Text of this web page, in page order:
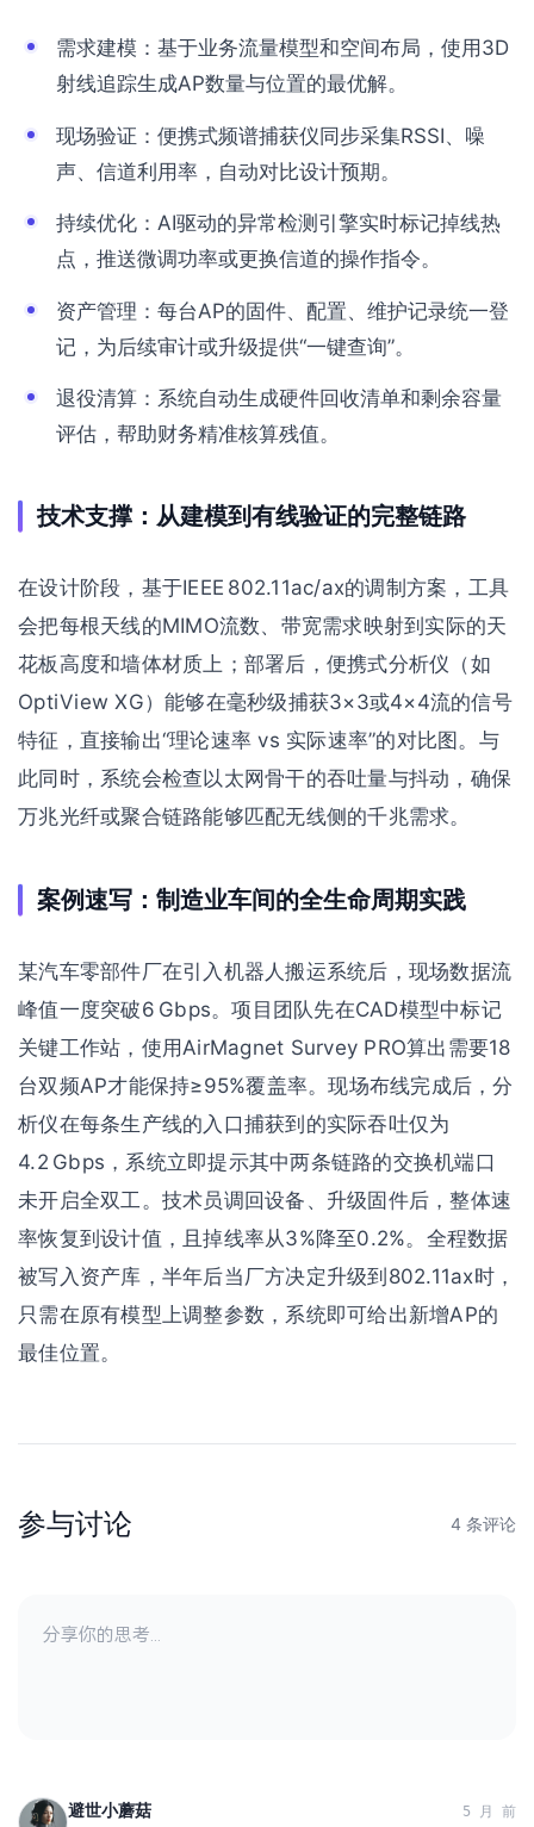
需求建模：基于业务流量模型和空间布局，使用3D
射线追踪生成AP数量与位置的最优解。
现场验证：便携式频谱捕获仪同步采集RSSI、噪
声、信道利用率，自动对比设计预期。
持续优化：AI驱动的异常检测引擎实时标记掉线热
点，推送微调功率或更换信道的操作指令。
资产管理：每台AP的固件、配置、维护记录统一登
记，为后续审计或升级提供“一键查询”。
退役清算：系统自动生成硬件回收清单和剩余容量
评估，帮助财务精准核算残值。
技术支撑：从建模到有线验证的完整链路
在设计阶段，基于IEEE 802.11ac/ax的调制方案，工具
会把每根天线的MIMO流数、带宽需求映射到实际的天
花板高度和墙体材质上；部署后，便携式分析仪（如
OptiView XG）能够在毫秒级捕获3×3或4×4流的信号
特征，直接输出“理论速率 vs 实际速率”的对比图。与
此同时，系统会检查以太网骨干的吞吐量与抖动，确保
万兆光纤或聚合链路能够匹配无线侧的千兆需求。
案例速写：制造业车间的全生命周期实践
某汽车零部件厂在引入机器人搬运系统后，现场数据流
峰值一度突破6 Gbps。项目团队先在CAD模型中标记
关键工作站，使用AirMagnet Survey PRO算出需要18
台双频AP才能保持≥95%覆盖率。现场布线完成后，分
析仪在每条生产线的入口捕获到的实际吞吐仅为
4.2 Gbps，系统立即提示其中两条链路的交换机端口
未开启全双工。技术员调回设备、升级固件后，整体速
率恢复到设计值，且掉线率从3%降至0.2%。全程数据
被写入资产库，半年后当厂方决定升级到802.11ax时，
只需在原有模型上调整参数，系统即可给出新增AP的
最佳位置。
参与讨论 4 条评论
避世小蘑菇 5 月 前